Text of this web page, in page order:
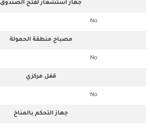
جهاز استشعار لفتح الصندوق
No
مصباح منطقة الحمولة
No
قفل مركزي
No
جهاز التحكم بالمناخ